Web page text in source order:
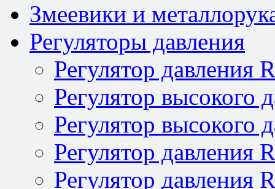
Змеевики и
Регуляторы давления
Регулятор давления
Регулятор высокого
Регулятор высокого
Регулятор давления
Регулятор давления